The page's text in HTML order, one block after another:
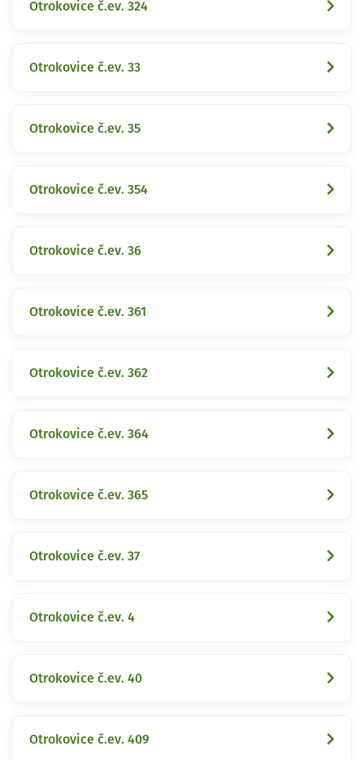
Otrokovice č.ev. 324
Otrokovice č.ev. 33
Otrokovice č.ev. 35
Otrokovice č.ev. 354
Otrokovice č.ev. 36
Otrokovice č.ev. 361
Otrokovice č.ev. 362
Otrokovice č.ev. 364
Otrokovice č.ev. 365
Otrokovice č.ev. 37
Otrokovice č.ev. 4
Otrokovice č.ev. 40
Otrokovice č.ev. 409